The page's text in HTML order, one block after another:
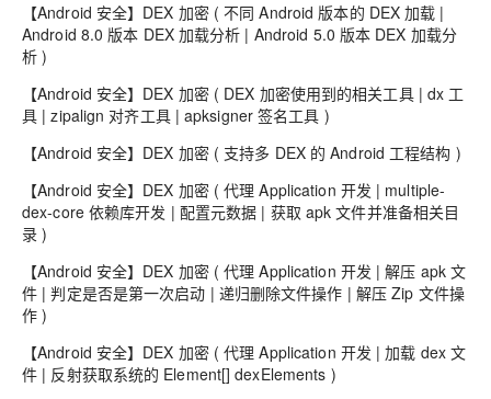
【Android 安全】DEX 加密 ( 不同 Android 版本的 DEX 加载 |
Android 8.0 版本 DEX 加载分析 | Android 5.0 版本 DEX 加载分
析 )
【Android 安全】DEX 加密 ( DEX 加密使用到的相关工具 | dx 工
具 | zipalign 对齐工具 | apksigner 签名工具 )
【Android 安全】DEX 加密 ( 支持多 DEX 的 Android 工程结构 )
【Android 安全】DEX 加密 ( 代理 Application 开发 | multiple-
dex-core 依赖库开发 | 配置元数据 | 获取 apk 文件并准备相关目
录 )
【Android 安全】DEX 加密 ( 代理 Application 开发 | 解压 apk 文
件 | 判定是否是第一次启动 | 递归删除文件操作 | 解压 Zip 文件操
作 )
【Android 安全】DEX 加密 ( 代理 Application 开发 | 加载 dex 文
件 | 反射获取系统的 Element[] dexElements )